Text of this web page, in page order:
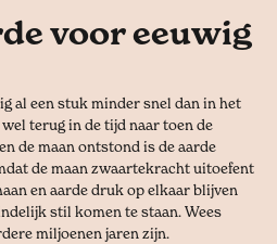
voor eeuwig
al een stuk minder snel dan in het
terug in de tijd naar toen de
de maan ontstond is de aarde
de maan zwaartekracht uitoefent
en aarde druk op elkaar blijven
stil komen te staan. Wees
miljoenen jaren zijn.